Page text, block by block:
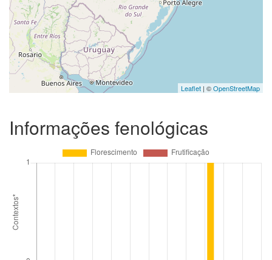
Leaflet | ©OpenStreetMap
Informações fenológicas